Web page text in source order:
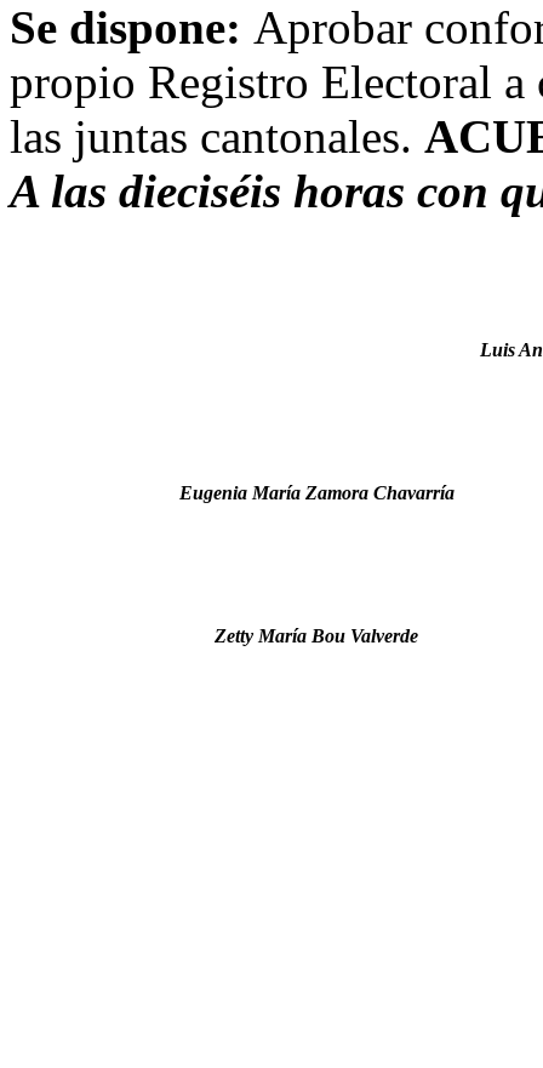
Se dispone: Aprobar
propio Registro Electoral
las juntas cantonales.
Alas dieciséis horas con
Luis
Eugenia María Zamora Chavarría
Zetty María Bou Valverde